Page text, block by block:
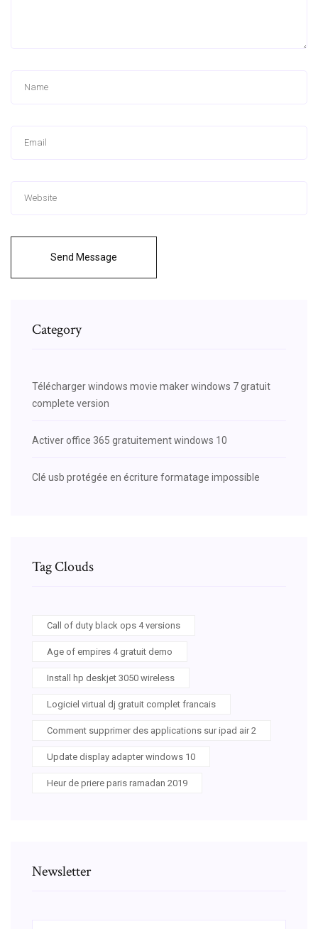
Send Message
Category
Télécharger windows movie maker windows 7 gratuit
complete version
Activer office 365 gratuitement windows 10
Clé usb protégée en écriture formatage impossible
Tag Clouds
Call of duty black ops 4 versions
Age of empires 4 gratuit demo
Install hp deskjet 3050 wireless
Logiciel virtual dj gratuit complet francais
Comment supprimer des applications sur ipad air 2
Update display adapter windows 10
Heur de priere paris ramadan 2019
Newsletter